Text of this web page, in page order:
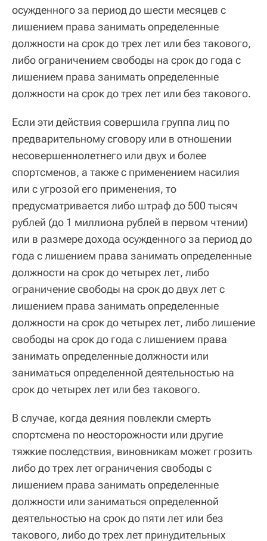
осужденного за период до шести месяцев с
лишением права занимать определенные
должности на срок до трех лет или без такового,
либо ограничением свободы на срок до года с
лишением права занимать определенные
должности на срок до трех лет или без такового.
Если эти действия совершила группа лиц по
предварительному сговору или в отношении
несовершеннолетнего или двух и более
спортсменов, а также с применением насилия
или с угрозой его применения, то
предусматривается либо штраф до 500 тысяч
рублей (до 1 миллиона рублей в первом чтении)
или в размере дохода осужденного за период до
года с лишением права занимать определенные
должности на срок до четырех лет, либо
ограничение свободы на срок до двух лет с
лишением права занимать определенные
должности на срок до четырех лет, либо лишение
свободы на срок до года с лишением права
занимать определенные должности или
заниматься определенной деятельностью на
срок до четырех лет или без такового.
В случае, когда деяния повлекли смерть
спортсмена по неосторожности или другие
тяжкие последствия, виновникам может грозить
либо до трех лет ограничения свободы с
лишением права занимать определенные
должности или заниматься определенной
деятельностью на срок до пяти лет или без
такового, либо до трех лет принудительных